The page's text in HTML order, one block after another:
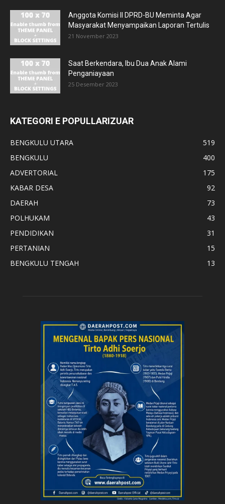
Anggota Komisi II DPRD-BU Meminta Agar
Masyarakat Menyampaikan Laporan Tertulis
21 November 2023
Saat Berkendara, Ibu Dua Anak Alami
Penganiayaan
25 Desember 2023
KATEGORI E POPULLARIZUAR
BENGKULU UTARA
519
BENGKULU
400
ADVERTORIAL
175
KABAR DESA
92
DAERAH
73
POLHUKAM
43
PENDIDIKAN
31
PERTANIAN
15
BENGKULU TENGAH
13